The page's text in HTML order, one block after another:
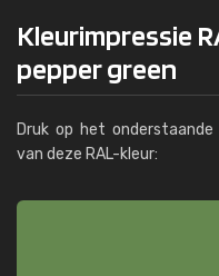
Kleurimpressie
pepper green
Druk op het
van deze RAL-kleur: